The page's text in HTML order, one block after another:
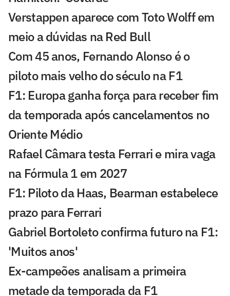
Verstappen aparece com Toto Wolff em
meio a dúvidas na Red Bull
Com 45 anos, Fernando Alonso é o
piloto mais velho do século na F1
F1: Europa ganha força para receber fim
da temporada após cancelamentos no
Oriente Médio
Rafael Câmara testa Ferrari e mira vaga
na Fórmula 1 em 2027
F1: Piloto da Haas, Bearman estabelece
prazo para Ferrari
Gabriel Bortoleto confirma futuro na F1:
'Muitos anos'
Ex-campeões analisam a primeira
metade da temporada da F1